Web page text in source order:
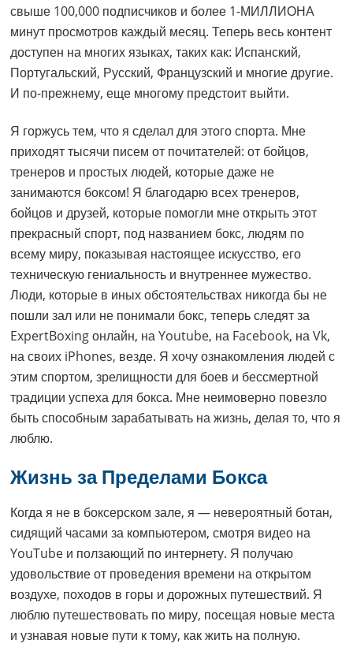
свыше 100,000 подписчиков и более 1-МИЛЛИОНА
минут просмотров каждый месяц. Теперь весь контент
доступен на многих языках, таких как: Испанский,
Португальский, Русский, Французский и многие другие.
И по-прежнему, еще многому предстоит выйти.
Я горжусь тем, что я сделал для этого спорта. Мне
приходят тысячи писем от почитателей: от бойцов,
тренеров и простых людей, которые даже не
занимаются боксом! Я благодарю всех тренеров,
бойцов и друзей, которые помогли мне открыть этот
прекрасный спорт, под названием бокс, людям по
всему миру, показывая настоящее искусство, его
техническую гениальность и внутреннее мужество.
Люди, которые в иных обстоятельствах никогда бы не
пошли зал или не понимали бокс, теперь следят за
ExpertBoxing онлайн, на Youtube, на Facebook, на Vk,
на своих iPhones, везде. Я хочу ознакомления людей с
этим спортом, зрелищности для боев и бессмертной
традиции успеха для бокса. Мне неимоверно повезло
быть способным зарабатывать на жизнь, делая то, что я
люблю.
Жизнь за Пределами Бокса
Когда я не в боксерском зале, я — невероятный ботан,
сидящий часами за компьютером, смотря видео на
YouTube и ползающий по интернету. Я получаю
удовольствие от проведения времени на открытом
воздухе, походов в горы и дорожных путешествий. Я
люблю путешествовать по миру, посещая новые места
и узнавая новые пути к тому, как жить на полную.